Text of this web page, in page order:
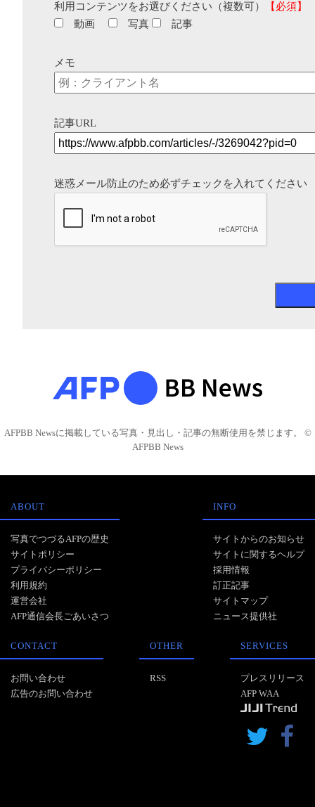
利用コンテンツをお選びください（複数可）
【必須】
動画
写真 記事
メモ
記事URL
迷惑メール防止のため必ずチェックを入れてください
AFPBB Newsに掲載している写真・見出し・記事の無断使用を禁じます。 ©
AFPBB News
ABOUT
写真でつづるAFPの歴史
サイトポリシー
プライバシーポリシー
利用規約
運営会社
AFP通信会長ごあいさつ
INFO
サイトからのお知らせ
サイトに関するヘルプ
採用情報
訂正記事
サイトマップ
ニュース提供社
CONTACT
お問い合わせ
広告のお問い合わせ
OTHER
RSS
SERVICES
プレスリリース
AFP WAA